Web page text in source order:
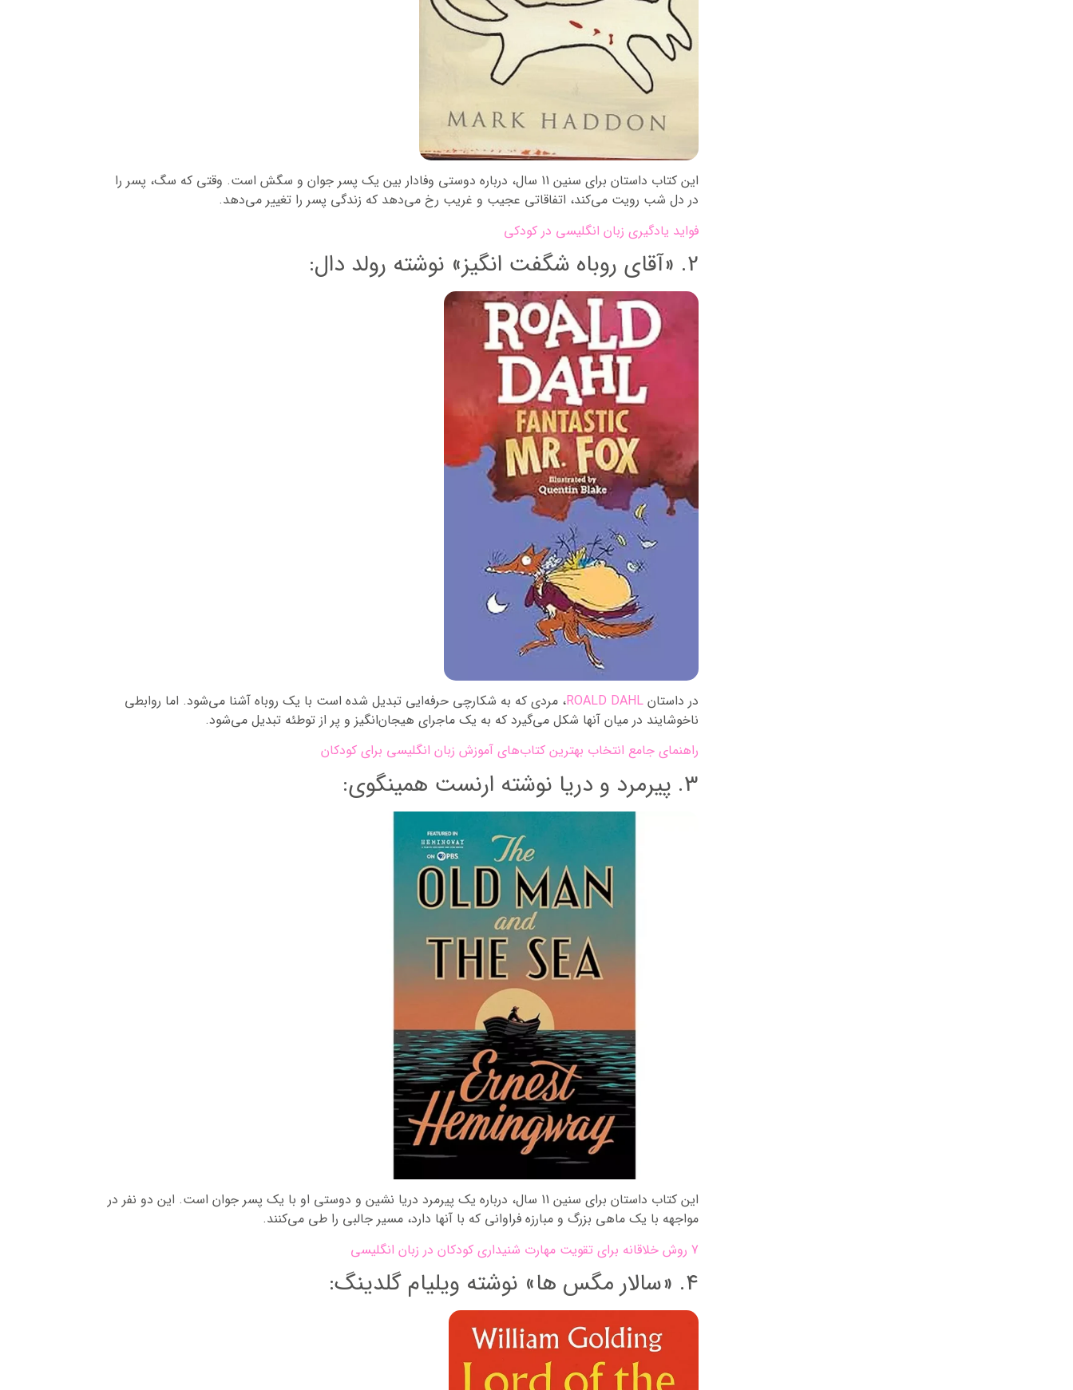
این کتاب داستان برای سنین 11 سال، درباره دوستی وفادار بین یک پسر جوان و سگش است. وقتی که سگ، پسر را
در دل شب رویت می‌کند، اتفاقاتی عجیب و غریب رخ می‌دهد که زندگی پسر را تغییر می‌دهد.
فواید یادگیری زبان انگلیسی در کودکی
2. «آقای روباه شگفت انگیز» نوشته رولد دال:
در داستان ROALD DAHL، مردی که به شکارچی حرفه‌ایی تبدیل شده است با یک روباه آشنا می‌شود. اما روابطی
ناخوشایند در میان آنها شکل می‌گیرد که به یک ماجرای هیجان‌انگیز و پر از توطئه تبدیل می‌شود.
راهنمای جامع انتخاب بهترین کتاب‌های آموزش زبان انگلیسی برای کودکان
3. پیرمرد و دریا نوشته ارنست همینگوی:
این کتاب داستان برای سنین 11 سال، درباره یک پیرمرد دریا نشین و دوستی او با یک پسر جوان است. این دو نفر در
مواجهه با یک ماهی بزرگ و مبارزه‌ فراوانی که با آنها دارد، مسیر جالبی را طی می‌کنند.
7 روش خلاقانه برای تقویت مهارت شنیداری کودکان در زبان انگلیسی
4. «سالار مگس ها» نوشته ویلیام گلدینگ: